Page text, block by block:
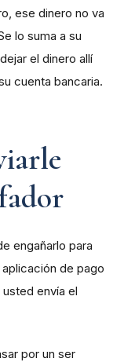
ese dinero no va
lo suma a su
el dinero allí
cuenta bancaria.
engañarlo para
de pago
envía el
por un ser